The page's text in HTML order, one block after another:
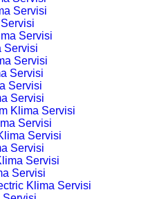
Servisi
Servisi
Servisi
Servisi
Servisi
Servisi
Servisi
Klima Servisi
Servisi
Servisi
Servisi
Servisi
Servisi
Klima Servisi